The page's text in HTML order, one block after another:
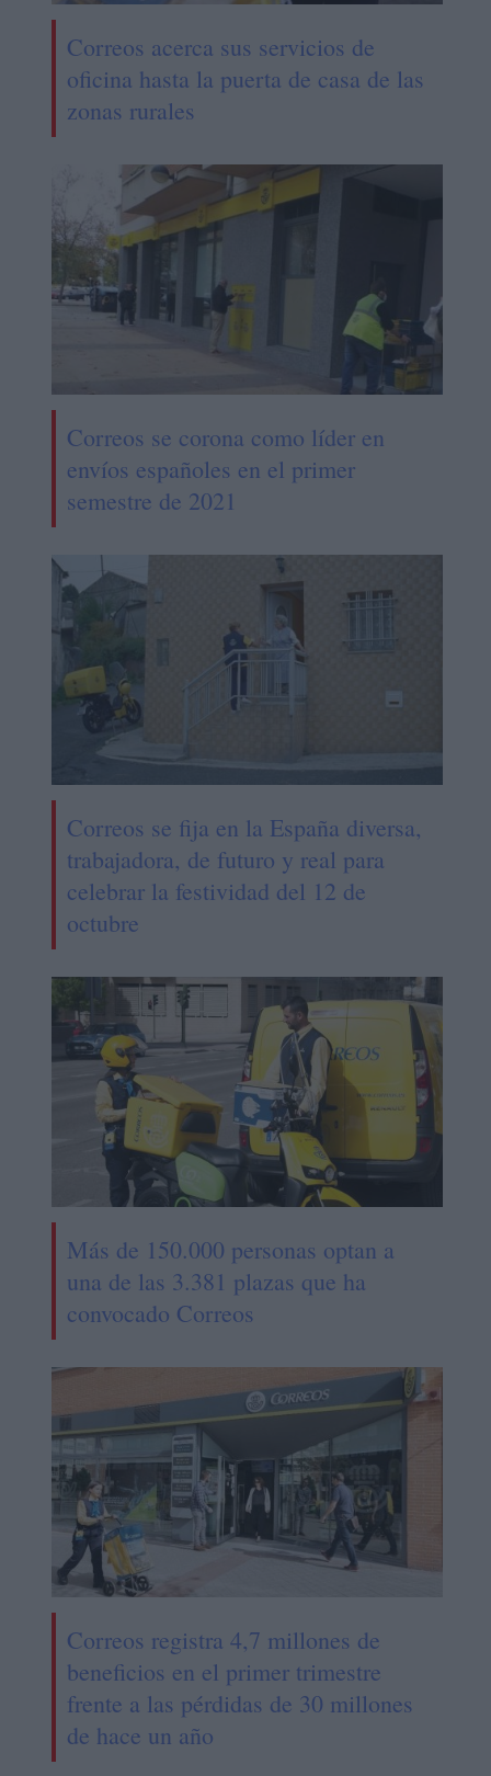
Correos acerca sus servicios de
oficina hasta la puerta de casa de las
zonas rurales
Correos se corona como líder en
envíos españoles en el primer
semestre de 2021
Correos se fija en la España diversa,
trabajadora, de futuro y real para
celebrar la festividad del 12 de
octubre
Más de 150.000 personas optan a
una de las 3.381 plazas que ha
convocado Correos
Correos registra 4,7 millones de
beneficios en el primer trimestre
frente a las pérdidas de 30 millones
de hace un año